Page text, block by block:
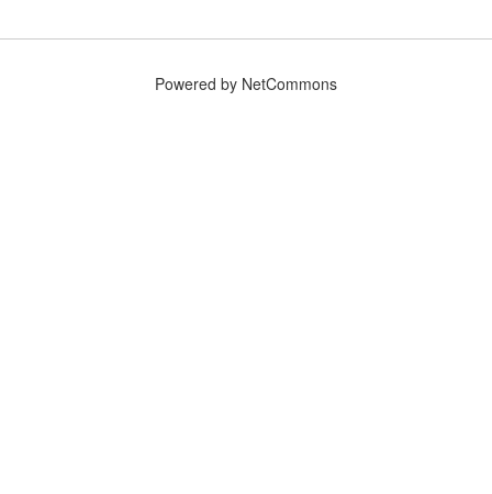
Powered by NetCommons